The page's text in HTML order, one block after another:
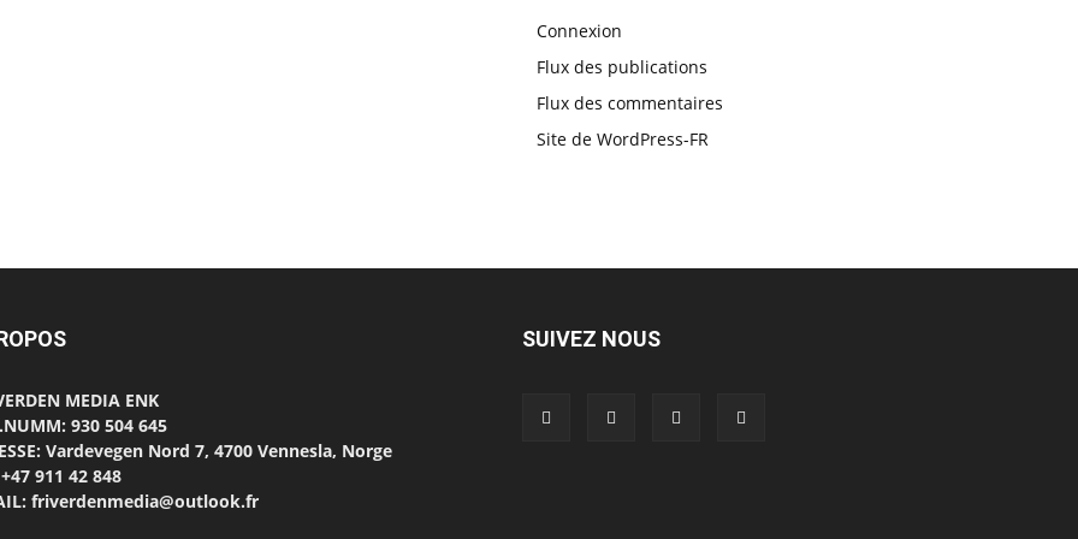
Connexion
Flux des publications
Flux des commentaires
Site de WordPress-FR
MEDIA ENK
930 504 645
Vardevegen Nord 7, 4700 Vennesla, Norge
911 42 848
friverdenmedia@outlook.fr
SUIVEZ NOUS